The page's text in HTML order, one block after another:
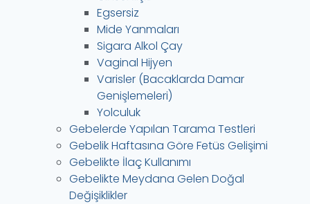
Egsersiz
Mide Yanmaları
Sigara Alkol Çay
Vaginal Hijyen
Varisler (Bacaklarda Damar
Genişlemeleri)
Yolculuk
Gebelerde Yapılan Tarama Testleri
Gebelik Haftasına Göre Fetüs Gelişimi
Gebelikte İlaç Kullanımı
Gebelikte Meydana Gelen Doğal
Değişiklikler